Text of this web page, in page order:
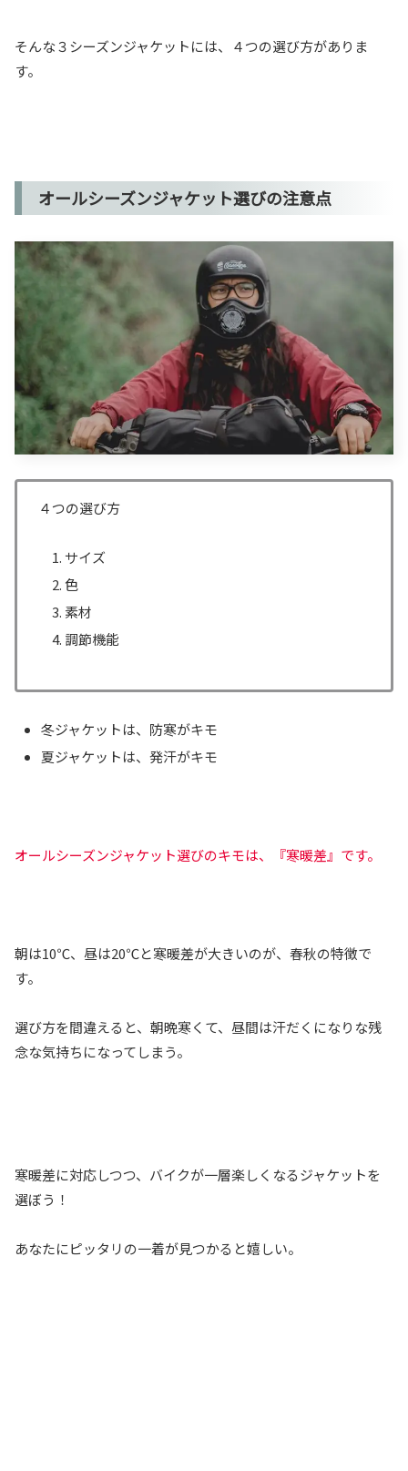
そんな３シーズンジャケットには、４つの選び方がありま
す。
オールシーズンジャケット選びの注意点
４つの選び方
サイズ
色
素材
調節機能
冬ジャケットは、防寒がキモ
夏ジャケットは、発汗がキモ
オールシーズンジャケット選びのキモは、『寒暖差』です。
朝は10℃、昼は20℃と寒暖差が大きいのが、春秋の特徴で
す。
選び方を間違えると、朝晩寒くて、昼間は汗だくになりな残
念な気持ちになってしまう。
寒暖差に対応しつつ、バイクが一層楽しくなるジャケットを
選ぼう！
あなたにピッタリの一着が見つかると嬉しい。